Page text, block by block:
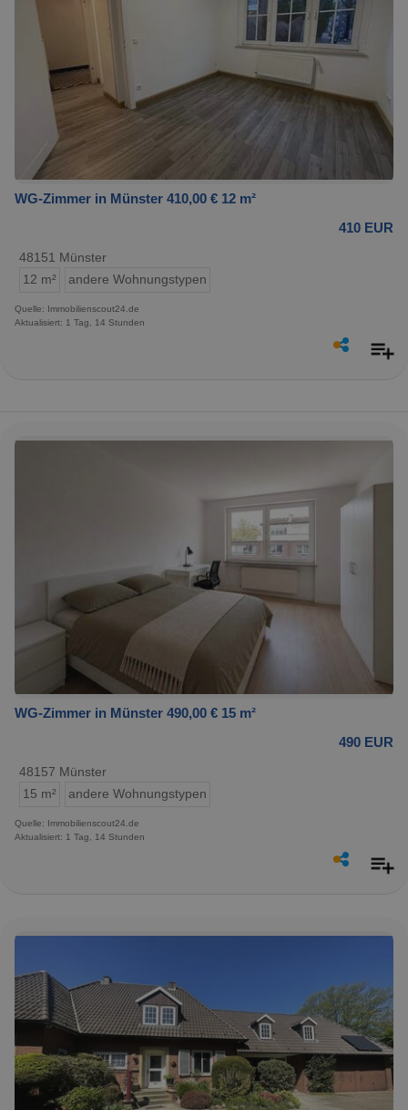
WG-Zimmer in Münster 410,00 € 12 m²
410 EUR
48151 Münster
12 m²
andere Wohnungstypen
Quelle: Immobilienscout24.de
Aktualisiert: 1 Tag, 14 Stunden
WG-Zimmer in Münster 490,00 € 15 m²
490 EUR
48157 Münster
15 m²
andere Wohnungstypen
Quelle: Immobilienscout24.de
Aktualisiert: 1 Tag, 14 Stunden